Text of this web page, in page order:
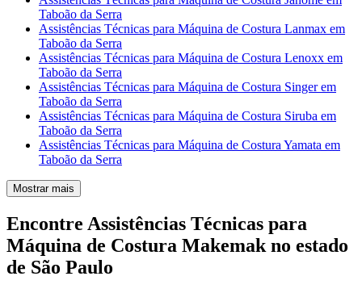
Taboão da Serra
Assistências Técnicas para Máquina de Costura Lanmax em
Taboão da Serra
Assistências Técnicas para Máquina de Costura Lenoxx em
Taboão da Serra
Assistências Técnicas para Máquina de Costura Singer em
Taboão da Serra
Assistências Técnicas para Máquina de Costura Siruba em
Taboão da Serra
Assistências Técnicas para Máquina de Costura Yamata em
Taboão da Serra
Mostrar mais
Encontre Assistências Técnicas para
Máquina de Costura Makemak no estado
de São Paulo